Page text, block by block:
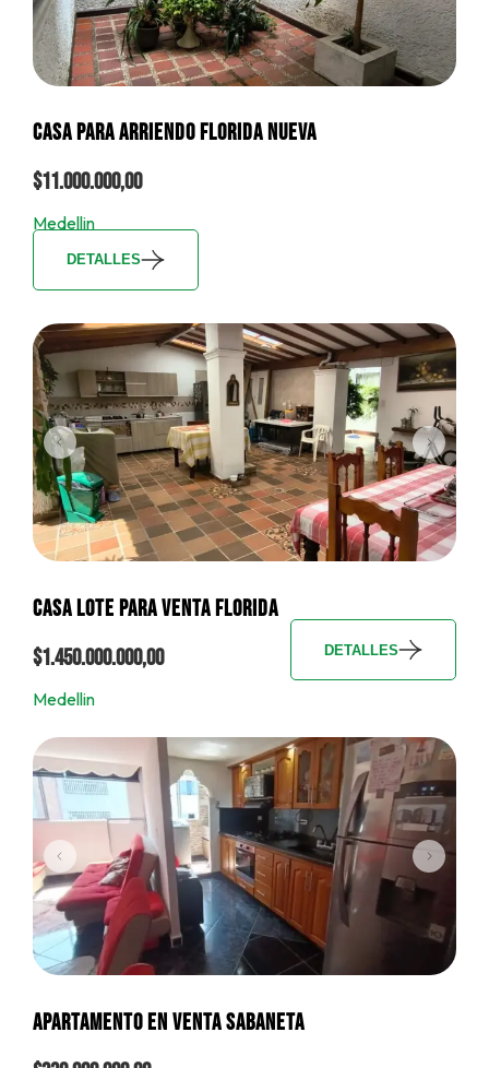
CASA PARA ARRIENDO FLORIDA NUEVA
$11.000.000,00
Medellin
DETALLES
CASA LOTE PARA VENTA FLORIDA
$1.450.000.000,00
Medellin
DETALLES
APARTAMENTO EN VENTA SABANETA